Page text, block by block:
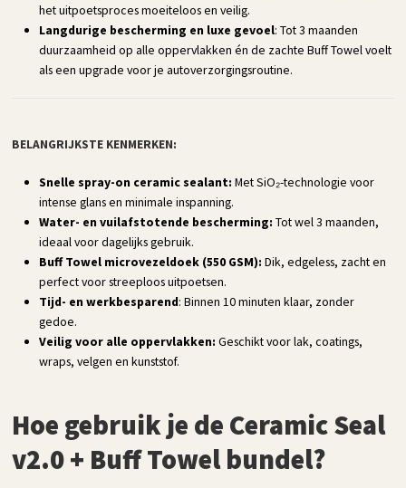
het uitpoetsproces moeiteloos en veilig.
Langdurige bescherming en luxe gevoel: Tot 3 maanden
duurzaamheid op alle oppervlakken én de zachte Buff Towel voelt
als een upgrade voor je autoverzorgingsroutine.
BELANGRIJKSTE KENMERKEN:
Snelle spray-on ceramic sealant: Met SiO₂-technologie voor
intense glans en minimale inspanning.
Water- en vuilafstotende bescherming: Tot wel 3 maanden,
ideaal voor dagelijks gebruik.
Buff Towel microvezeldoek (550 GSM):Dik, edgeless, zacht en
perfect voor streeploos uitpoetsen.
Tijd- en werkbesparend: Binnen 10 minuten klaar, zonder
gedoe.
Veilig voor alle oppervlakken: Geschikt voor lak, coatings,
wraps, velgen en kunststof.
Hoe gebruik je de Ceramic Seal
v2.0 + Buff Towel bundel?